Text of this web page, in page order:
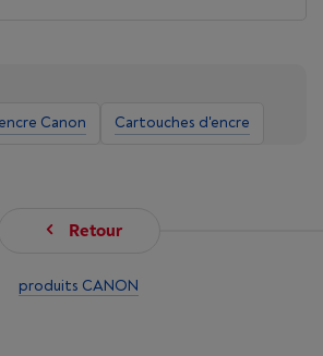
Canon Cartouches d'encre
Retour
produits CANON